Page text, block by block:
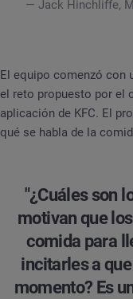
— Jack Hinchliffe,
El equipo comenzó con
el reto propuesto por el
aplicación de KFC. El
qué se habla de la
"¿Cuáles son
motivan que
comida para
incitarles a
momento? Es